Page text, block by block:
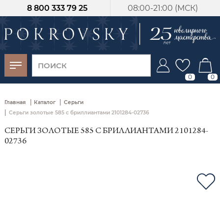
08:00-21:00 (МСК)
8 800 333 79 25
0 0
Главная | Каталог | Серьги
| Серьги золотые 585 с бриллиантами 2101284-02736
СЕРЬГИ ЗОЛОТЫЕ 585 С БРИЛЛИАНТАМИ 2101284-
02736
-30%
от 15 дней с
момента оплаты